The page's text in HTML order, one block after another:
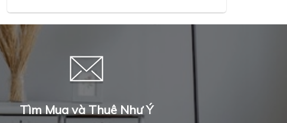
Tìm Mua và Thuê Như Ý